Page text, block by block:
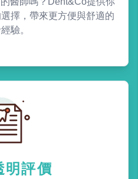
擇，帶來更方便與舒適的
驗。
明評價